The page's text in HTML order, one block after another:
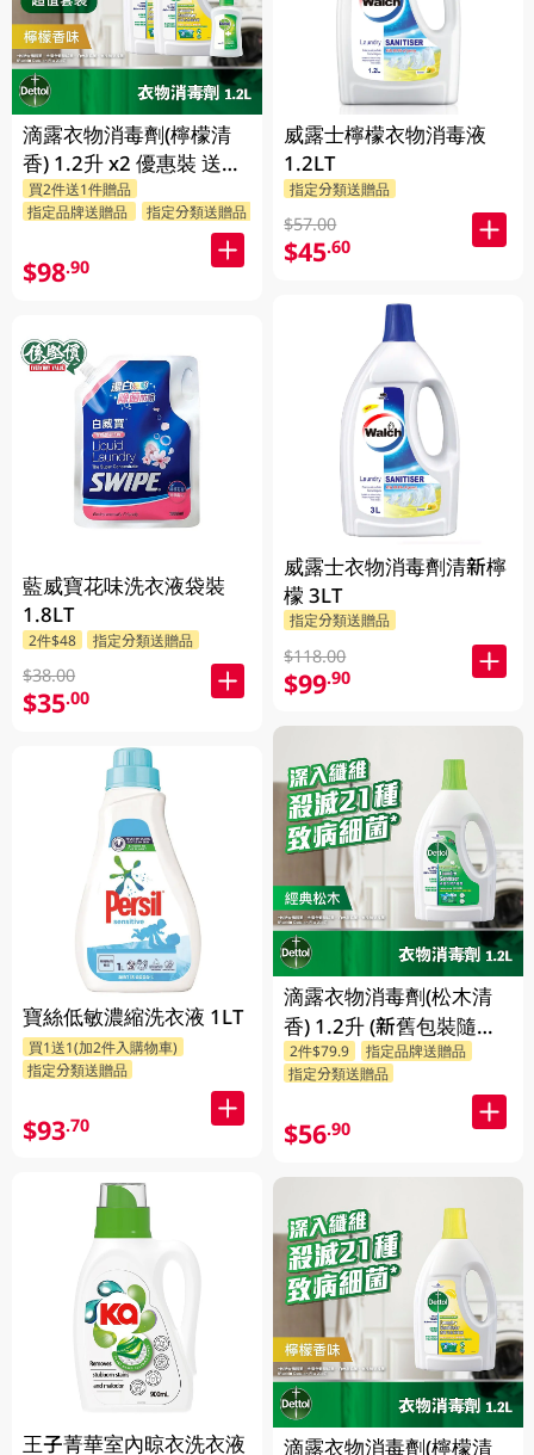
滴露衣物消毒劑(檸檬清
香) 1.2升 x2 優惠裝 送贈
品 (贈品隨機發送)
買2件送1件贈品
指定品牌送贈品
指定分類送贈品
$98.90
藍威寶花味洗衣液袋裝
1.8LT
2件$48 指定分類送贈品
$38.00
$35.00
寶絲低敏濃縮洗衣液 1LT
買1送1(加2件入購物車)
指定分類送贈品
$93.70
王子菁華室內晾衣洗衣液
威露士檸檬衣物消毒液
1.2LT
指定分類送贈品
$57.00
$45.60
威露士衣物消毒劑清新檸
檬 3LT
指定分類送贈品
$118.00
$99.90
滴露衣物消毒劑(松木清
香) 1.2升 (新舊包裝隨機
發送)
2件$79.9
指定品牌送贈品
指定分類送贈品
$56.90
滴露衣物消毒劑(檸檬清